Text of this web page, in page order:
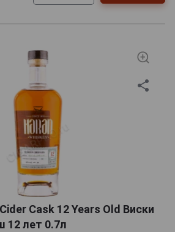
Cask 12 Years Old Виски
12 лет 0.7л